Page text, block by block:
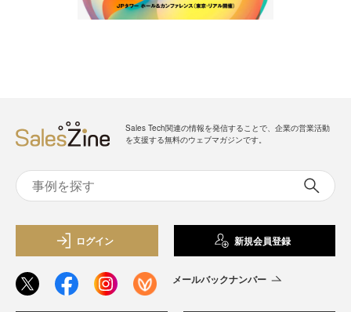
Sales Tech関連の情報を発信することで、企業の営業活動
を支援する無料のウェブマガジンです。
ログイン 新規会員登録
メールバックナンバー